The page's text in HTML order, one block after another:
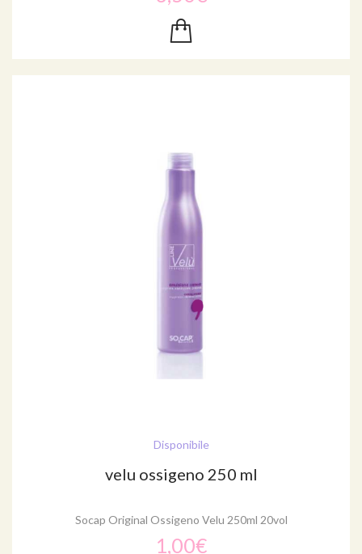
Disponibile
velu ossigeno 250 ml
Socap Original Ossigeno Velu 250ml 20vol
1,00€